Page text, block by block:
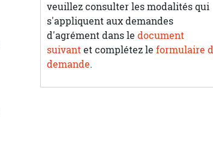
veuillez consulter les modalités qui
s'appliquent aux demandes
d'agrément dans ledocument
suivantet complétez leformulaire
demande.